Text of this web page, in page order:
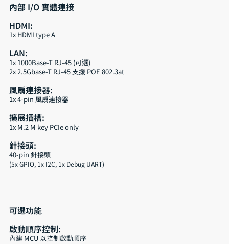
內部 I/O 實體連接
HDMI:
1x HDMI type A
LAN:
1x 1000Base-T RJ-45 (可選)
2x 2.5Gbase-T RJ-45 支援 POE 802.3at
風扇連接器:
1x 4-pin 風扇連接器
擴展插槽:
1x M.2 M key PCIe only
針接頭:
40-pin 針接頭
(5x GPIO, 1x I2C, 1x Debug UART)
可選功能
啟動順序控制:
內建 MCU 以控制啟動順序